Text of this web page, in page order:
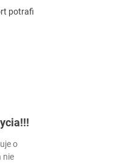
potrafi
o
nie